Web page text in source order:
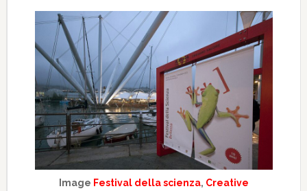
Image Festival della scienza, Creative